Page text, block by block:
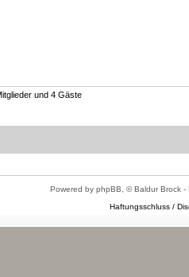
und 4 Gäste
Powered by phpBB, © Baldur Brock -
Haftungsschluss /